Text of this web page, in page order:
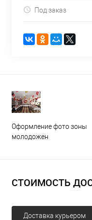
Под заказ
Оформление фото зоны
молодожен
СТОИМОСТЬ
Доставка курьером